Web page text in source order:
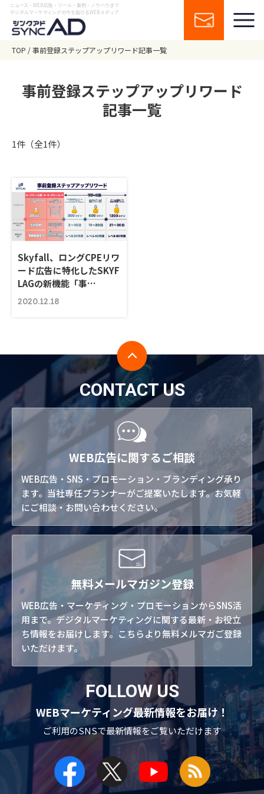
ニュース・WEB広告・ツール・事例・ノウハウまで
デジタルマーケティングの今を届けるWEBメディア
TOP 事前登録ステップアップリワード記事一覧
事前登録ステップアップリワード
記事一覧
1件（全1件）
Skyfall、ロングCPEリワ
ード広告に特化したSKYF
LAGの新機能「事…
2020.12.18
CONTACT US
WEB広告に関するご相談
WEB広告・SNS・プロモーション・ブランディング承り
ます。当社専任プランナーがご提案いたします。お気軽
にご相談・お問い合わせください。
無料メールマガジン登録
WEB広告・マーケティング・プロモーションからSNS活
用まで。デジタルマーケティングに関する最新・お役立
ち情報をお届けします。こちらより無料メルマガご登録
いただけます。
FOLLOW US
WEBマーケティング最新情報をお届け！
ご利用のSNSで最新情報をご覧いただけます